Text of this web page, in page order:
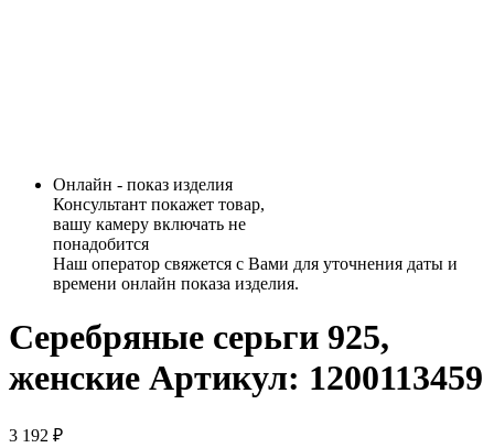
Онлайн - показ изделия
Консультант покажет товар,
вашу камеру включать не
понадобится
Наш оператор свяжется с Вами для уточнения даты и
времени онлайн показа изделия.
Серебряные серьги 925,
женские Артикул: 1200113459
3 192 ₽